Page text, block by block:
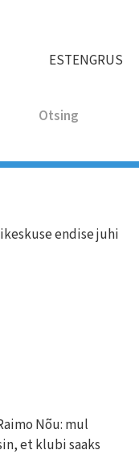
ESTENGRUS
endise juhi
Nõu: mul
et klubi saaks